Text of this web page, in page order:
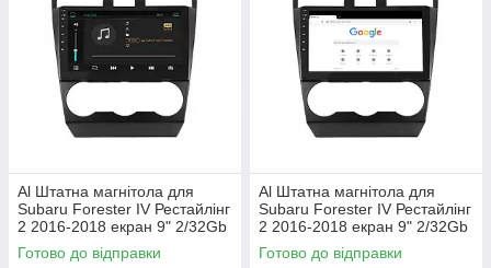
Al Штатна магнітола для
Subaru Forester IV Рестайлінг
2 2016-2018 екран 9" 2/32Gb
4G Wi-Fi GPS Top Android
Готово до відправки
Al Штатна магнітола для
Subaru Forester IV Рестайлінг
2 2016-2018 екран 9" 2/32Gb
Wi-Fi GPS Base Android
Готово до відправки